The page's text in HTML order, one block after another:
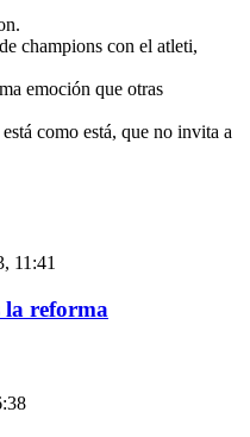
champions con el atleti,
emoción que otras
como está, que no invita a
11:41
la reforma